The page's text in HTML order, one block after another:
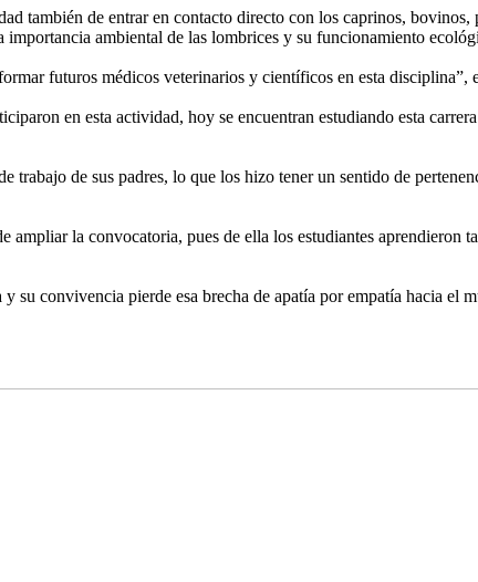
también de entrar en contacto directo con los caprinos,
ambiental de las lombrices y su funcionamiento
futuros médicos veterinarios y científicos en esta disciplina”,
en esta actividad, hoy se encuentran estudiando esta
trabajo de sus padres, lo que los hizo tener un sentido de
la convocatoria, pues de ella los estudiantes aprendieron
su convivencia pierde esa brecha de apatía por empatía hacia el